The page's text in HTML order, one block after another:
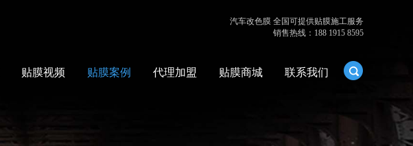
汽车改色膜 全国可提供贴膜施工服务
销售热线：188 1915 8595
贴膜视频 贴膜案例 代理加盟 贴膜商城 联系我们